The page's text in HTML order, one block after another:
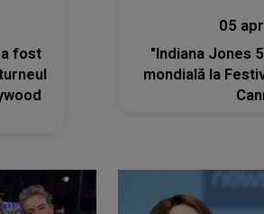
a fost
05
"Indiana Jones
mondială la